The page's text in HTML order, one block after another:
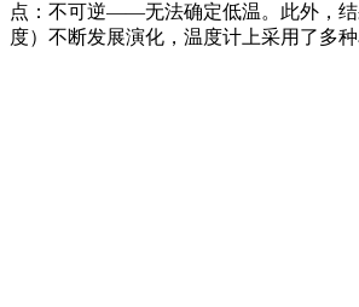
点：不可逆——无法确定低温。此外，结
度）不断发展演化，温度计上采用了多种